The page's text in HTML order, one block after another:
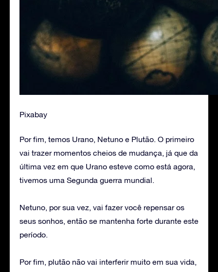
Pixabay
Por fim, temos Urano, Netuno e Plutão. O primeiro
vai trazer momentos cheios de mudança, já que da
última vez em que Urano esteve como está agora,
tivemos uma Segunda guerra mundial.
Netuno, por sua vez, vai fazer você repensar os
seus sonhos, então se mantenha forte durante este
período.
Por fim, plutão não vai interferir muito em sua vida,